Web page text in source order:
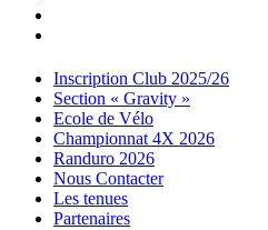
Menu
Widgets
Recherche
Aller
contenu
Inscription Club 2025/26
Section « Gravity »
Ecole de Vélo
Championnat 4X 2026
Randuro 2026
Nous Contacter
Les tenues
Partenaires